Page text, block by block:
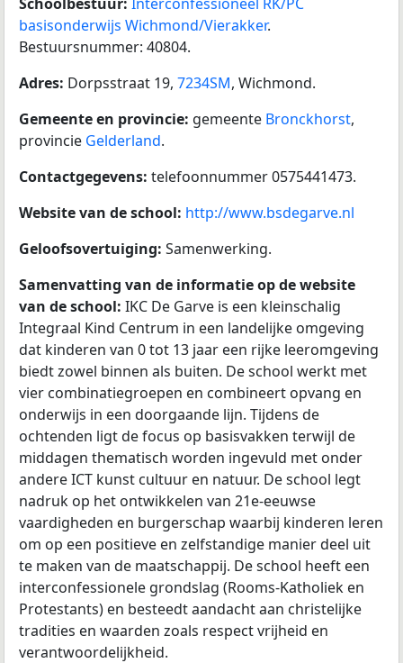
basisonderwijs Wichmond/Vierakker.
Bestuursnummer: 40804.
Adres: Dorpsstraat 19, 7234SM, Wichmond.
Gemeente en provincie: gemeente Bronckhorst,
provincie Gelderland.
Contactgegevens: telefoonnummer 0575441473.
Website van de school: http://www.bsdegarve.nl
Geloofsovertuiging: Samenwerking.
Samenvatting van de informatie op de website
van de school: IKC De Garve is een kleinschalig
Integraal Kind Centrum in een landelijke omgeving
dat kinderen van 0 tot 13 jaar een rijke leeromgeving
biedt zowel binnen als buiten. De school werkt met
vier combinatiegroepen en combineert opvang en
onderwijs in een doorgaande lijn. Tijdens de
ochtenden ligt de focus op basisvakken terwijl de
middagen thematisch worden ingevuld met onder
andere ICT kunst cultuur en natuur. De school legt
nadruk op het ontwikkelen van 21e-eeuwse
vaardigheden en burgerschap waarbij kinderen leren
om op een positieve en zelfstandige manier deel uit
te maken van de maatschappij. De school heeft een
interconfessionele grondslag (Rooms-Katholiek en
Protestants) en besteedt aandacht aan christelijke
tradities en waarden zoals respect vrijheid en
verantwoordelijkheid.